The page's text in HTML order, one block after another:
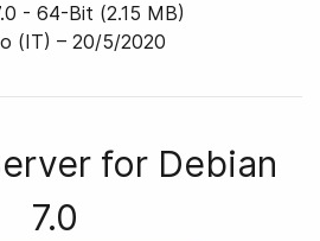
- 64-bit (2.15 MB)
(IT) – 20/5/2020
for Debian
7.0